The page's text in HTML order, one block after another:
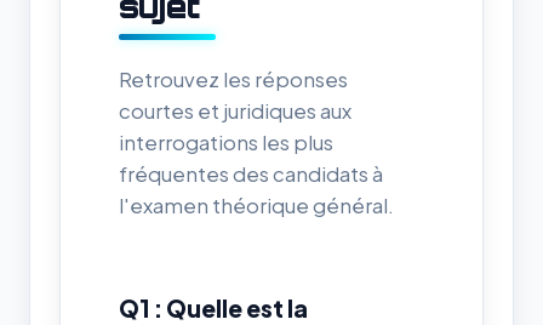
Retrouvez les réponses
courtes et juridiques aux
interrogations les plus
fréquentes des candidats à
l'examen théorique général.
Q1 : Quelle est la